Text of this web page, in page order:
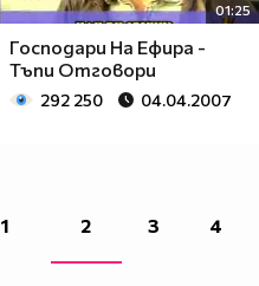
01:25
Господари На Ефира -
Тъпи Отговори
292 250 04.04.2007
1 2 3 4